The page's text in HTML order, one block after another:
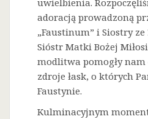
uwielbienia.
adoracją prowadzoną
„Faustinum” i Siostry
Sióstr Matki Bożej
modlitwa pomogły nam
zdroje łask, o których
Faustynie.
Kulminacyjnym